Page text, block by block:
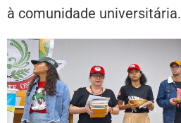
à comunidade universitária.